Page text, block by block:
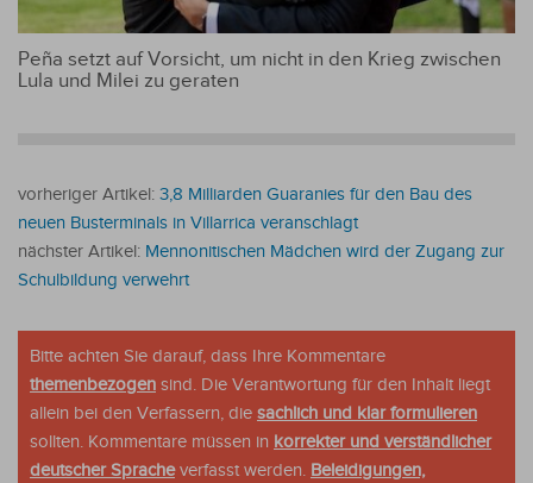
Peña setzt auf Vorsicht, um nicht in den Krieg zwischen
Lula und Milei zu geraten
vorheriger Artikel: 3,8 Milliarden Guaranies für den Bau des
neuen Busterminals in Villarrica veranschlagt
nächster Artikel: Mennonitischen Mädchen wird der Zugang zur
Schulbildung verwehrt
Bitte achten Sie darauf, dass Ihre Kommentare
themenbezogen sind. Die Verantwortung für den Inhalt liegt
allein bei den Verfassern, die sachlich und klar formulieren
sollten. Kommentare müssen in korrekter und verständlicher
deutscher Spracheverfasst werden. Beleidigungen,